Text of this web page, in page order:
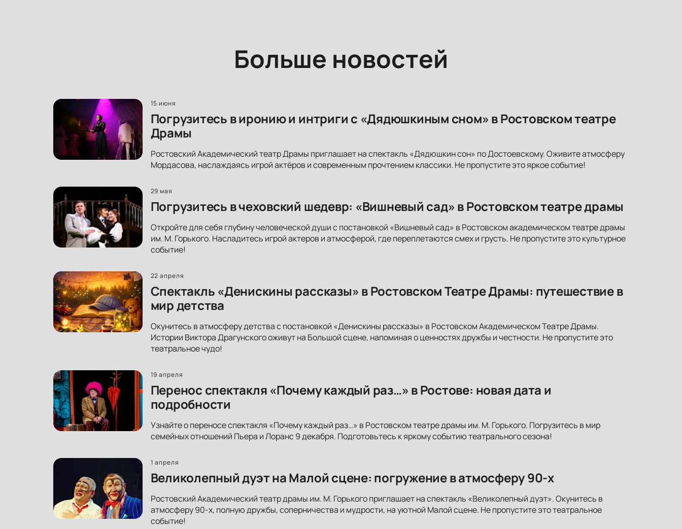
Больше новостей
15 июня
Погрузитесь в иронию и интриги с «Дядюшкиным сном» в Ростовском театре
Драмы
Ростовский Академический театр Драмы приглашает на спектакль «Дядюшкин сон» по Достоевскому. Оживите атмосферу
Мордасова, наслаждаясь игрой актёров и современным прочтением классики. Не пропустите это яркое событие!
29 мая
Погрузитесь в чеховский шедевр: «Вишневый сад» в Ростовском театре драмы
Откройте для себя глубину человеческой души с постановкой «Вишневый сад» в Ростовском академическом театре драмы
им. М. Горького. Насладитесь игрой актеров и атмосферой, где переплетаются смех и грусть. Не пропустите это культурное
событие!
22 апреля
Спектакль «Денискины рассказы» в Ростовском Театре Драмы: путешествие в
мир детства
Окунитесь в атмосферу детства с постановкой «Денискины рассказы» в Ростовском Академическом Театре Драмы.
Истории Виктора Драгунского оживут на Большой сцене, напоминая о ценностях дружбы и честности. Не пропустите это
театральное чудо!
19 апреля
Перенос спектакля «Почему каждый раз…» в Ростове: новая дата и
подробности
Узнайте о переносе спектакля «Почему каждый раз…» в Ростовском театре драмы им. М. Горького. Погрузитесь в мир
семейных отношений Пьера и Лоранс 9 декабря. Подготовьтесь к яркому событию театрального сезона!
1 апреля
Великолепный дуэт на Малой сцене: погружение в атмосферу 90-х
Ростовский Академический театр драмы им. М. Горького приглашает на спектакль «Великолепный дуэт». Окунитесь в
атмосферу 90-х, полную дружбы, соперничества и мудрости, на уютной Малой сцене. Не пропустите это театральное
событие!